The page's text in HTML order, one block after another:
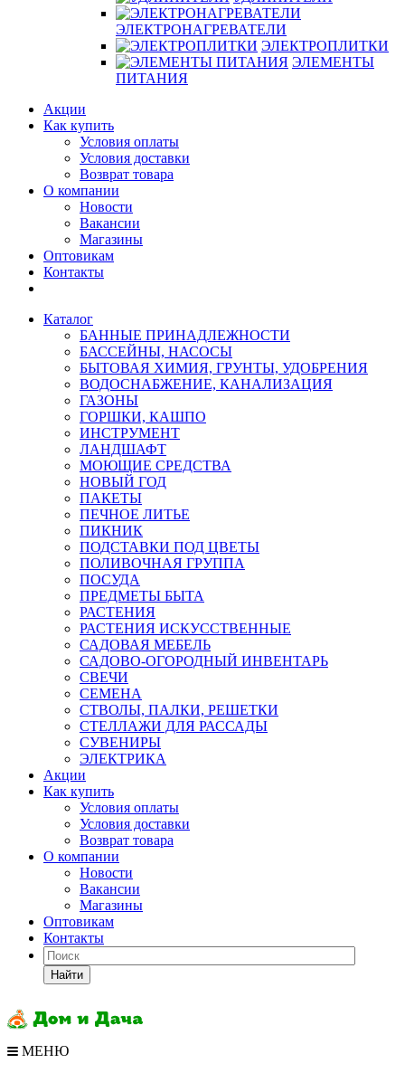
ЭЛЕКТРОНАГРЕВАТЕЛИ
ЭЛЕКТРОПЛИТКИ
ЭЛЕМЕНТЫ
ПИТАНИЯ
Акции
Как купить
Условия оплаты
Условия доставки
Возврат товара
О компании
Новости
Вакансии
Магазины
Оптовикам
Контакты
Каталог
БАННЫЕ ПРИНАДЛЕЖНОСТИ
БАССЕЙНЫ, НАСОСЫ
БЫТОВАЯ ХИМИЯ, ГРУНТЫ, УДОБРЕНИЯ
ВОДОСНАБЖЕНИЕ, КАНАЛИЗАЦИЯ
ГАЗОНЫ
ГОРШКИ, КАШПО
ИНСТРУМЕНТ
ЛАНДШАФТ
МОЮЩИЕ СРЕДСТВА
НОВЫЙ ГОД
ПАКЕТЫ
ПЕЧНОЕ ЛИТЬЕ
ПИКНИК
ПОДСТАВКИ ПОД ЦВЕТЫ
ПОЛИВОЧНАЯ ГРУППА
ПОСУДА
ПРЕДМЕТЫ БЫТА
РАСТЕНИЯ
РАСТЕНИЯ ИСКУССТВЕННЫЕ
САДОВАЯ МЕБЕЛЬ
САДОВО-ОГОРОДНЫЙ ИНВЕНТАРЬ
СВЕЧИ
СЕМЕНА
СТВОЛЫ, ПАЛКИ, РЕШЕТКИ
СТЕЛЛАЖИ ДЛЯ РАССАДЫ
СУВЕНИРЫ
ЭЛЕКТРИКА
Акции
Как купить
Условия оплаты
Условия доставки
Возврат товара
О компании
Новости
Вакансии
Магазины
Оптовикам
Контакты
Найти
МЕНЮ